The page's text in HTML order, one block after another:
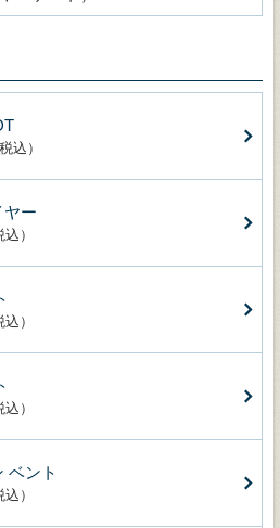
込）
ヤー
）
）
）
ベント
）